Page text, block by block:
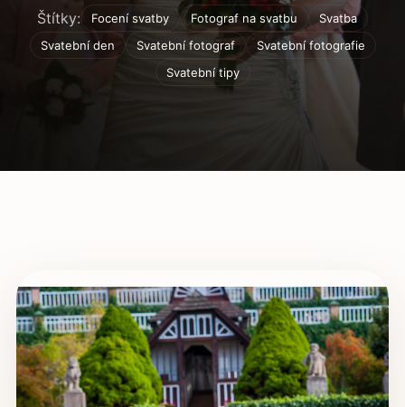
Štítky: Focení svatby Fotograf na svatbu
Svatba
Svatební den
Svatební fotograf
Svatební fotografie
Svatební tipy